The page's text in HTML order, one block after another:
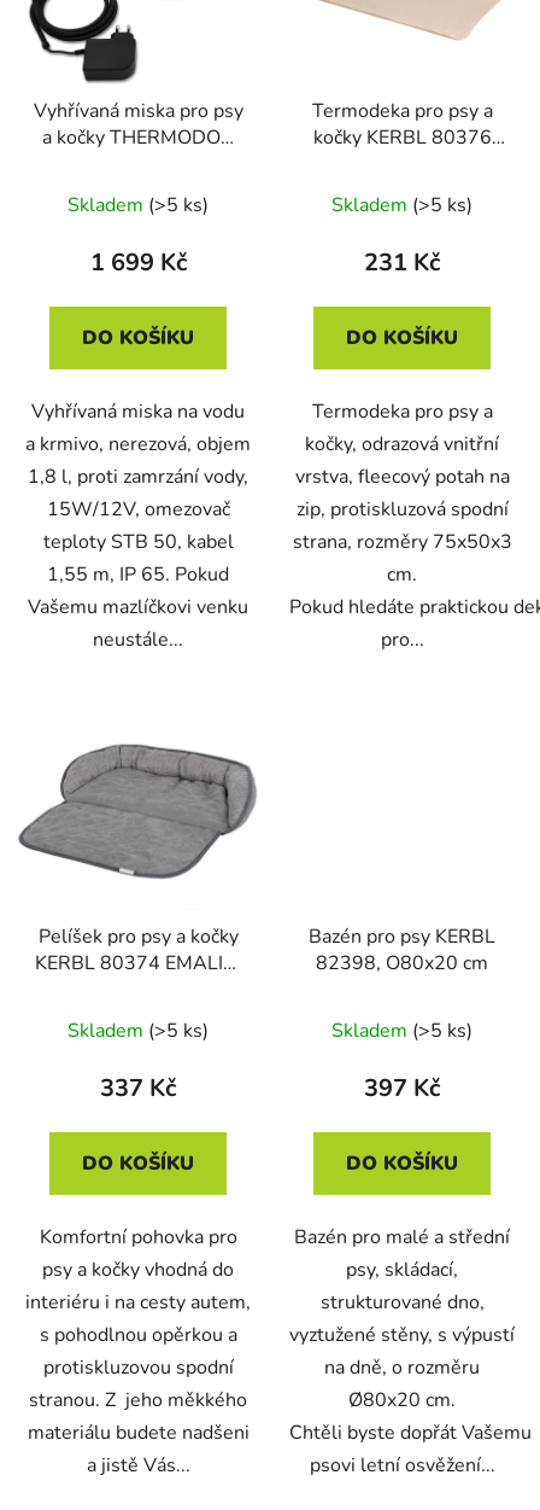
Vyhřívaná miska pro psy
a kočky THERMODOG
Skladem (>5 ks)
1 699 Kč
DO KOŠÍKU
Vyhřívaná miska na vodu
a krmivo, nerezová, objem
1,8 l, proti zamrzání vody,
15W/12V, omezovač
teploty STB 50, kabel
1,55 m, IP 65. Pokud
Vašemu mazlíčkovi venku
neustále...
Termodeka pro psy a
kočky KERBL 80376
Skladem (>5 ks)
231 Kč
DO KOŠÍKU
Termodeka pro psy a
kočky, odrazová vnitřní
vrstva, fleecový potah na
zip, protiskluzová spodní
strana, rozměry 75x50x3
cm.
Pokud hledáte praktickou
pro...
Pelíšek pro psy a kočky
KERBL 80374 EMALIA,
Skladem (>5 ks)
337 Kč
DO KOŠÍKU
Komfortní pohovka pro
psy a kočky vhodná do
interiéru i na cesty autem,
s pohodlnou opěrkou a
protiskluzovou spodní
stranou. Z jeho měkkého
materiálu budete nadšeni
a jistě Vás...
Bazén pro psy KERBL
82398, O80x20 cm
Skladem (>5 ks)
397 Kč
DO KOŠÍKU
Bazén pro malé a střední
psy, skládací,
strukturované dno,
vyztužené stěny, s výpustí
na dně, o rozměru
Ø80x20 cm.
Chtěli byste dopřát Vašemu
psovi letní osvěžení...